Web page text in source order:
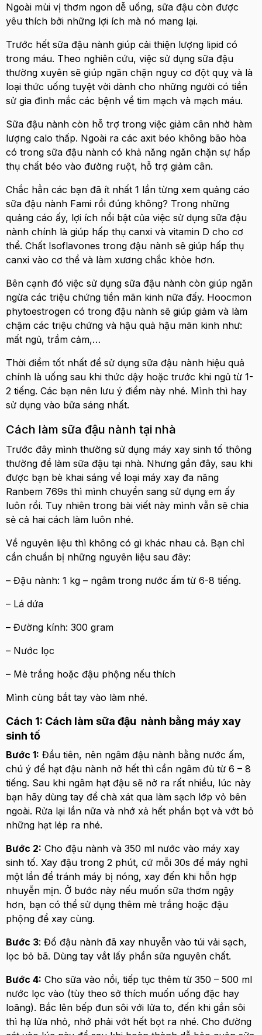
Ngoài mùi vị thơm ngon dễ uống, sữa đậu còn được
yêu thích bởi những lợi ích mà nó mang lại.
Trước hết sữa đậu nành giúp cải thiện lượng lipid có
trong máu. Theo nghiên cứu, việc sử dụng sữa đậu
thường xuyên sẽ giúp ngăn chặn nguy cơ đột quỵ và là
loại thức uống tuyệt vời dành cho những người có tiền
sử gia đình mắc các bệnh về tim mạch và mạch máu.
Sữa đậu nành còn hỗ trợ trong việc giảm cân nhờ hàm
lượng calo thấp. Ngoài ra các axit béo không bão hòa
có trong sữa đậu nành có khả năng ngăn chặn sự hấp
thụ chất béo vào đường ruột, hỗ trợ giảm cân.
Chắc hẳn các bạn đã ít nhất 1 lần từng xem quảng cáo
sữa đậu nành Fami rồi đúng không? Trong những
quảng cáo ấy, lợi ích nổi bật của việc sử dụng sữa đậu
nành chính là giúp hấp thụ canxi và vitamin D cho cơ
thể. Chất Isoflavones trong đậu nành sẽ giúp hấp thụ
canxi vào cơ thể và làm xương chắc khỏe hơn.
Bên cạnh đó việc sử dụng sữa đậu nành còn giúp ngăn
ngừa các triệu chứng tiền mãn kinh nữa đấy. Hoocmon
phytoestrogen có trong đậu nành sẽ giúp giảm và làm
chậm các triệu chứng và hậu quả hậu mãn kinh như:
mất ngủ, trầm cảm,…
Thời điểm tốt nhất để sử dụng sữa đậu nành hiệu quả
chính là uống sau khi thức dậy hoặc trước khi ngủ từ 1-
2 tiếng. Các bạn nên lưu ý điểm này nhé. Mình thì hay
sử dụng vào bữa sáng nhất.
Cách làm sữa đậu nành tại nhà
Trước đây mình thường sử dụng máy xay sinh tố thông
thường để làm sữa đậu tại nhà. Nhưng gần đây, sau khi
được bạn bè khai sáng về loại máy xay đa năng
Ranbem 769s thì mình chuyển sang sử dụng em ấy
luôn rồi. Tuy nhiên trong bài viết này mình vẫn sẽ chia
sẻ cả hai cách làm luôn nhé.
Về nguyên liệu thì không có gì khác nhau cả. Bạn chỉ
cần chuẩn bị những nguyên liệu sau đây:
– Đậu nành: 1 kg – ngâm trong nước ấm từ 6-8 tiếng.
– Lá dứa
– Đường kính: 300 gram
– Nước lọc
– Mè trắng hoặc đậu phộng nếu thích
Mình cùng bắt tay vào làm nhé.
Cách 1: Cách làm sữa đậu nành bằng máy xay
sinh tố
Bước 1: Đầu tiên, nên ngâm đậu nành bằng nước ấm,
chú ý để hạt đậu nành nở hết thì cần ngâm đủ từ 6 – 8
tiếng. Sau khi ngâm hạt đậu sẽ nở ra rất nhiều, lúc này
bạn hãy dùng tay để chà xát qua làm sạch lớp vỏ bên
ngoài. Rửa lại lần nữa và nhớ xả hết phần bọt và vớt bỏ
những hạt lép ra nhé.
Bước 2: Cho đậu nành và 350 ml nước vào máy xay
sinh tố. Xay đậu trong 2 phút, cứ mỗi 30s để máy nghỉ
một lần để tránh máy bị nóng, xay đến khi hỗn hợp
nhuyễn mịn. Ở bước này nếu muốn sữa thơm ngậy
hơn, bạn có thể sử dụng thêm mè trắng hoặc đậu
phộng để xay cùng.
Bước 3: Đổ đậu nành đã xay nhuyễn vào túi vải sạch,
lọc bỏ bã. Dùng tay vắt lấy phần sữa nguyên chất.
Bước 4: Cho sữa vào nồi, tiếp tục thêm từ 350 – 500 ml
nước lọc vào (tùy theo sở thích muốn uống đặc hay
loãng). Bắc lên bếp đun sôi với lửa to, đến khi gần sôi
thì hạ lửa nhỏ, nhớ phải vớt hết bọt ra nhé. Cho đường